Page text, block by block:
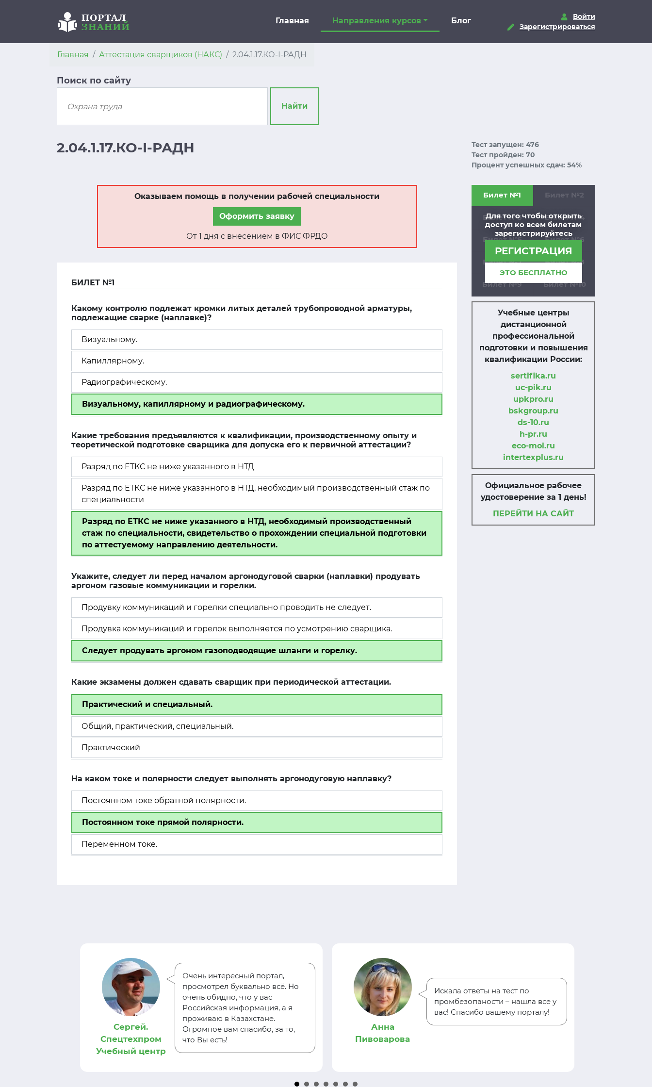
Главная Направления курсов Блог
Войти
Зарегистрироваться
Главная Аттестация сварщиков (НАКС) 2.04.1.17.КО-I-РАДН
Поиск по сайту
Найти
2.04.1.17.КО-I-РАДН
Тест запущен: 476
Тест пройден: 70
Процент успешных сдач: 54%
Оказываем помощь в получении рабочей специальности
Оформить заявку
От 1 дня с внесением в ФИС ФРДО
БИЛЕТ №1
Какому контролю подлежат кромки литых деталей трубопроводной арматуры,
подлежащие сварке (наплавке)?
Визуальному.
Капиллярному.
Радиографическому.
Визуальному, капиллярному и радиографическому.
Какие требования предъявляются к квалификации, производственному опыту и
теоретической подготовке сварщика для допуска его к первичной аттестации?
Разряд по ЕТКС не ниже указанного в НТД
Разряд по ЕТКС не ниже указанного в НТД, необходимый производственный стаж по
специальности
Разряд по ЕТКС не ниже указанного в НТД, необходимый производственный
стаж по специальности, свидетельство о прохождении специальной подготовки
по аттестуемому направлению деятельности.
Укажите, следует ли перед началом аргонодуговой сварки (наплавки) продувать
аргоном газовые коммуникации и горелки.
Продувку коммуникаций и горелки специально проводить не следует.
Продувка коммуникаций и горелок выполняется по усмотрению сварщика.
Следует продувать аргоном газоподводящие шланги и горелку.
Какие экзамены должен сдавать сварщик при периодической аттестации.
Практический и специальный.
Общий, практический, специальный.
Практический
На каком токе и полярности следует выполнять аргонодуговую наплавку?
Постоянном токе обратной полярности.
Постоянном токе прямой полярности.
Переменном токе.
Для того чтобы открыть
доступ ко всем билетам
зарегистрируйтесь
РЕГИСТРАЦИЯ
ЭТО БЕСПЛАТНО
Билет №1 Билет №2
Билет №3 Билет №4
Билет №5 Билет №6
Билет №7 Билет №8
Билет №9 Билет №10
Учебные центры
дистанционной
профессиональной
подготовки и повышения
квалификации России:
sertifika.ru
uc-pik.ru
upkpro.ru
bskgroup.ru
ds-10.ru
h-pr.ru
eco-mol.ru
intertexplus.ru
Официальное рабочее
удостоверение за 1 день!
ПЕРЕЙТИ НА САЙТ
Сергей.
Спецтехпром
Учебный центр
Очень интересный портал,
просмотрел буквально всё. Но
очень обидно, что у вас
Российская информация, а я
проживаю в Казахстане.
Огромное вам спасибо, за то,
что Вы есть!
Анна
Пивоварова
Искала ответы на тест по
промбезопаности – нашла все у
вас! Спасибо вашему порталу!